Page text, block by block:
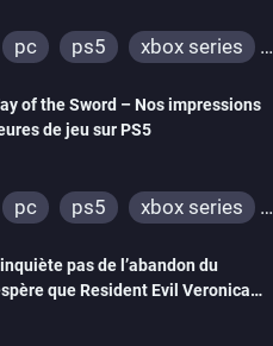
pc ps5
xbox series
of the Sword – Nos impressions
de jeu sur PS5
pc ps5
xbox series
pas de l’abandon du
que Resident Evil Veronica